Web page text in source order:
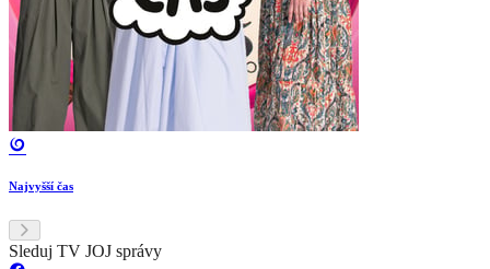
Najvyšší čas
Sleduj TV JOJ správy